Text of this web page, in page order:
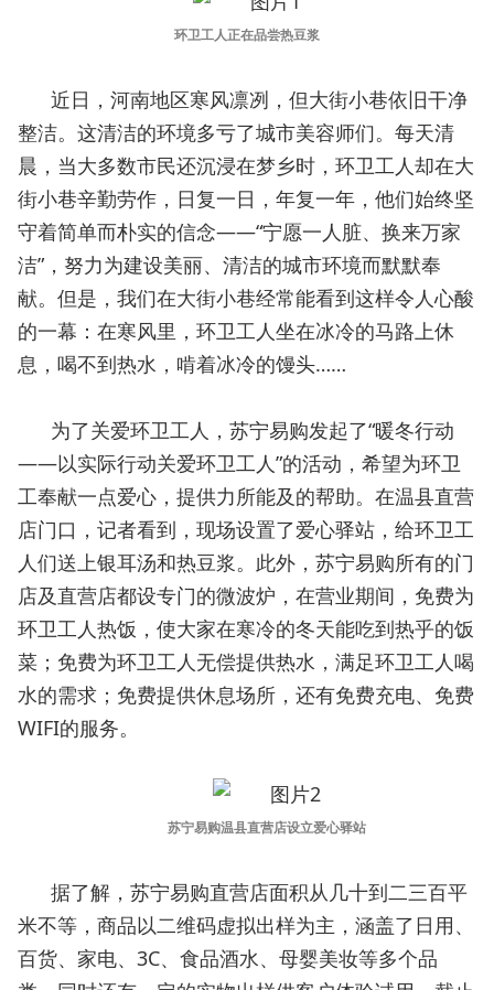
环卫工人正在品尝热豆浆
近日，河南地区寒风凛冽，但大街小巷依旧干净
整洁。这清洁的环境多亏了城市美容师们。每天清
晨，当大多数市民还沉浸在梦乡时，环卫工人却在大
街小巷辛勤劳作，日复一日，年复一年，他们始终坚
守着简单而朴实的信念——“宁愿一人脏、换来万家
洁”，努力为建设美丽、清洁的城市环境而默默奉
献。但是，我们在大街小巷经常能看到这样令人心酸
的一幕：在寒风里，环卫工人坐在冰冷的马路上休
息，喝不到热水，啃着冰冷的馒头……
为了关爱环卫工人，苏宁易购发起了“暖冬行动
——以实际行动关爱环卫工人”的活动，希望为环卫
工奉献一点爱心，提供力所能及的帮助。在温县直营
店门口，记者看到，现场设置了爱心驿站，给环卫工
人们送上银耳汤和热豆浆。此外，苏宁易购所有的门
店及直营店都设专门的微波炉，在营业期间，免费为
环卫工人热饭，使大家在寒冷的冬天能吃到热乎的饭
菜；免费为环卫工人无偿提供热水，满足环卫工人喝
水的需求；免费提供休息场所，还有免费充电、免费
WIFI的服务。
苏宁易购温县直营店设立爱心驿站
据了解，苏宁易购直营店面积从几十到二三百平
米不等，商品以二维码虚拟出样为主，涵盖了日用、
百货、家电、3C、食品酒水、母婴美妆等多个品